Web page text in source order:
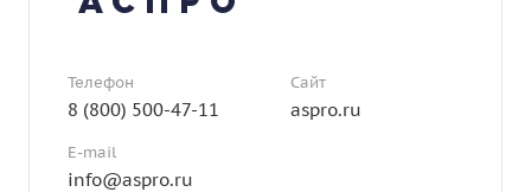
Телефон
8 (800) 500-47-11
Сайт
aspro.ru
E-mail
info@aspro.ru